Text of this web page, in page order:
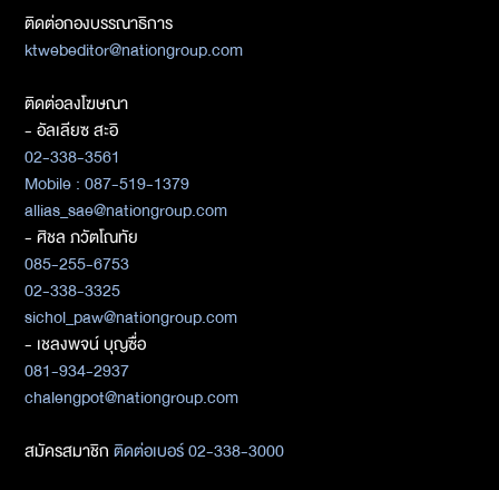
ติดต่อกองบรรณาธิการ
ktwebeditor@nationgroup.com
ติดต่อลงโฆษณา
- อัลเลียซ สะอิ
02-338-3561
Mobile : 087-519-1379
allias_sae@nationgroup.com
- ศิชล ภวัตโณทัย
085-255-6753
02-338-3325
sichol_paw@nationgroup.com
- เชลงพจน์ บุญซื่อ
081-934-2937
chalengpot@nationgroup.com
สมัครสมาชิกติดต่อเบอร์ 02-338-3000